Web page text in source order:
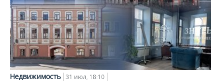
Недвижимость 31 июл, 18:10